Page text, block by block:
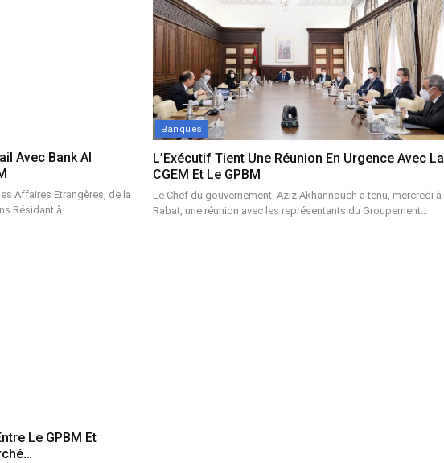
Avec Bank Al
Affaires Etrangères, de la
Résidant à…
Banques
L’Exécutif Tient Une Réunion En Urgence Avec La
CGEM Et Le GPBM
Le Chef du gouvernement, Aziz Akhannouch a tenu, mercredi à
Rabat, une réunion avec les représentants du Groupement…
Le GPBM Et